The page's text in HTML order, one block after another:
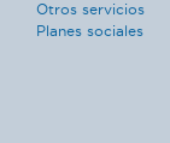
Otros servicios
Planes sociales